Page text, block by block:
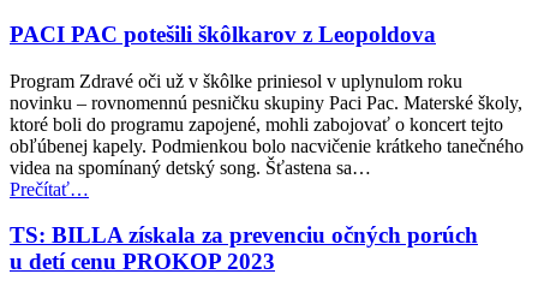
skryté
problémy
detského
zraku.
Štartuje
8.
ročník
programu
„Zdravé
oči
už
v škôlke“”
PACI PAC potešili škôlkarov z Leopoldova
Program Zdravé oči už v škôlke priniesol v uplynulom roku
novinku – rovnomennú pesničku skupiny Paci Pac. Materské školy,
ktoré boli do programu zapojené, mohli zabojovať o koncert tejto
obľúbenej kapely. Podmienkou bolo nacvičenie krátkeho tanečného
videa na spomínaný detský song. Šťastena sa…
Prečítať“PACI
potešili
škôlkarov
z Leopoldova”
…
TS: BILLA získala za prevenciu očných porúch
u detí cenu PROKOP 2023